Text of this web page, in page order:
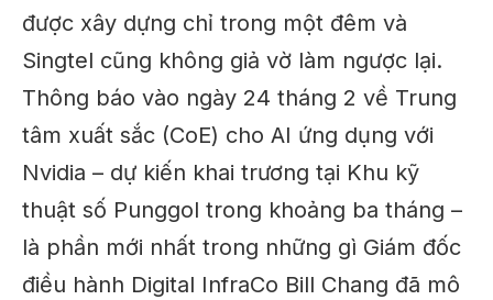
được xây dựng chỉ trong một đêm và
Singtel cũng không giả vờ làm ngược lại.
Thông báo vào ngày 24 tháng 2 về Trung
tâm xuất sắc (CoE) cho AI ứng dụng với
Nvidia – dự kiến ​​khai trương tại Khu kỹ
thuật số Punggol trong khoảng ba tháng –
là phần mới nhất trong những gì Giám đốc
điều hành Digital InfraCo Bill Chang đã mô